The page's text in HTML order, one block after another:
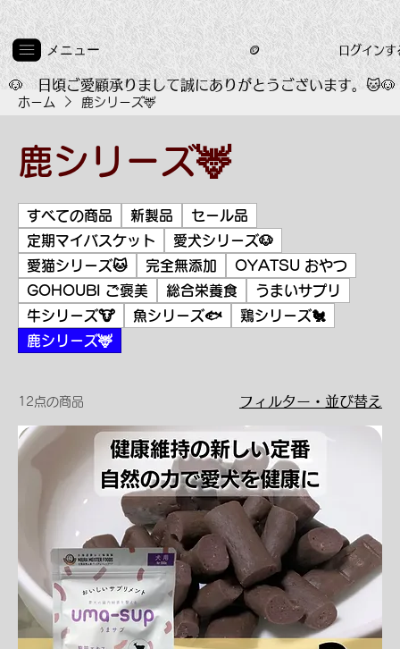
メニュー 🪙 ログインす
🐶　日頃ご愛顧承りまして誠にありがとうございます。🐱
ホーム 鹿シリーズ🦌
鹿シリーズ🦌
すべての商品 新製品
セール品
定期マイバスケット
愛犬シリーズ🐶
愛猫シリーズ🐱
完全無添加
OYATSU おやつ
GOHOUBI ご褒美
総合栄養食
うまいサプリ
牛シリーズ🐮
魚シリーズ🐟️
鶏シリーズ🐔
鹿シリーズ🦌
12点の商品 フィルター・並び替え